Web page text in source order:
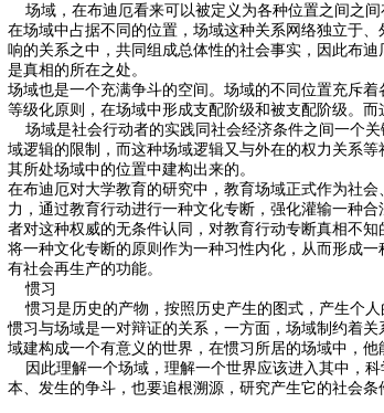
场域，在布迪厄看来可以被定义为各种位置之间之
在场域中占据不同的位置，场域这种关系网络独立于
响的关系之中，共同组成总体性的社会事实，因此布
是真相的所在之处。
场域也是一个充满争斗的空间。场域的不同位置充斥
等级化原则，在场域中形成支配阶级和被支配阶级。而
场域是社会行动者的实践同社会经济条件之间一个
域逻辑的限制，而这种场域逻辑又与外在的权力关系
其所处场域中的位置中建构出来的。
在布迪厄对大学教育的研究中，教育场域正式作为社
力，通过教育行动进行一种文化专断，强化灌输一种
者对这种权威的无条件认同，对教育行动专断真相不
将一种文化专断的原则作为一种习性内化，从而形成
有社会再生产的功能。
惯习
惯习是历史的产物，按照历史产生的图式，产生个人
惯习与场域是一对辩证的关系，一方面，场域制约着
域建构成一个有意义的世界，在惯习所居的场域中，他
因此理解一个场域，理解一个世界应该进入其中，
本、发生的争斗，也要追根溯源，研究产生它的社会条